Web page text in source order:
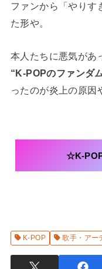
ファンから「やりす
た形や。
本人たちに悪気があ
“K-POPのファンダ
ったのが炎上の原因
☆K-
K-POP 歌手・アー